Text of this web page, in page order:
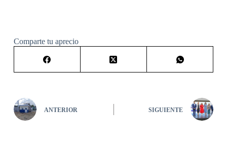
Comparte tu aprecio
ANTERIOR SIGUIENTE